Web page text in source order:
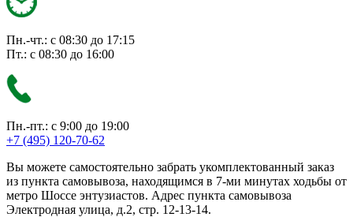
Пн.-чт.: с 08:30 до 17:15
Пт.: с 08:30 до 16:00
Пн.-пт.: с 9:00 до 19:00
+7 (495) 120-70-62
Вы можете самостоятельно забрать укомплектованный заказ
из пункта самовывоза, находящимся в 7-ми минутах ходьбы от
метро Шоссе энтузиастов. Адрес пункта самовывоза
Электродная улица, д.2, стр. 12-13-14.